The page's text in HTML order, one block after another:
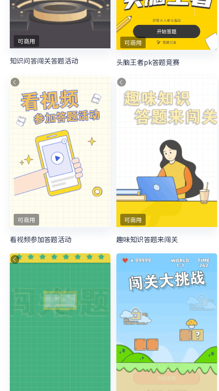
可商用
知识问答闯关答题活动
可商用
头脑王者pk答题竞赛
可商用
看视频参加答题活动
可商用
趣味知识答题来闯关